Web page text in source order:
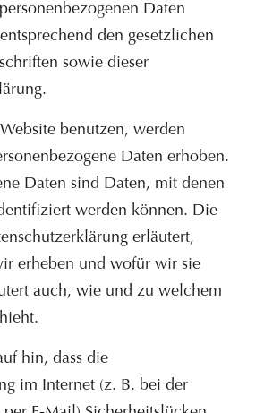
Daten
den gesetzlichen
sowie dieser
benutzen, werden
Daten erhoben.
Daten sind Daten, mit denen
werden können. Die
erläutert,
erheben und wofür wir sie
auch, wie und zu welchem
hin, dass die
im Internet (z. B. bei der